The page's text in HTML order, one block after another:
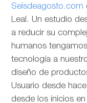
Seisdeagosto.com
Leal. Un estudio
a reducir su
humanos
tecnología a
diseño de
Usuario desde
desde los inicios